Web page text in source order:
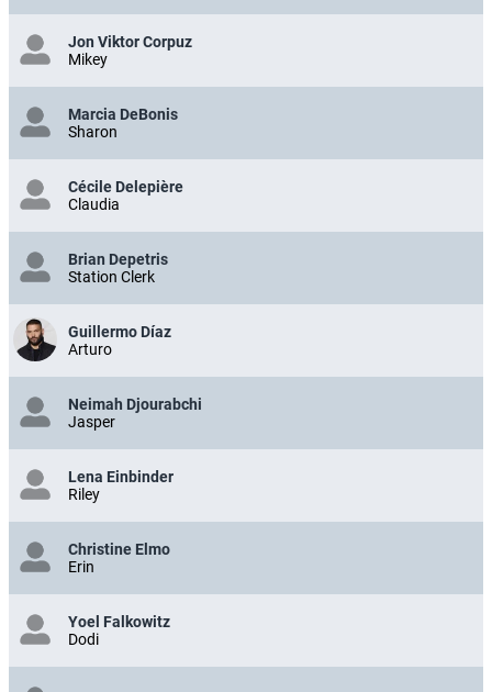
Jon Viktor Corpuz
Mikey
Marcia DeBonis
Sharon
Cécile Delepière
Claudia
Brian Depetris
Station Clerk
Guillermo Díaz
Arturo
Neimah Djourabchi
Jasper
Lena Einbinder
Riley
Christine Elmo
Erin
Yoel Falkowitz
Dodi